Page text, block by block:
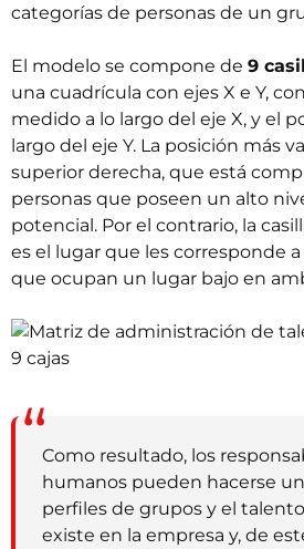
categorías de personas de un
El modelo se compone de 9
una cuadrícula con ejes X e Y,
medido a lo largo del eje X, y el
largo del eje Y. La posición más
superior derecha, que está
personas que poseen un alto
potencial. Por el contrario, la
es el lugar que les corresponde
que ocupan un lugar bajo en
Como resultado, los
humanos pueden hacerse
perfiles de grupos y el
existe en la empresa y, de